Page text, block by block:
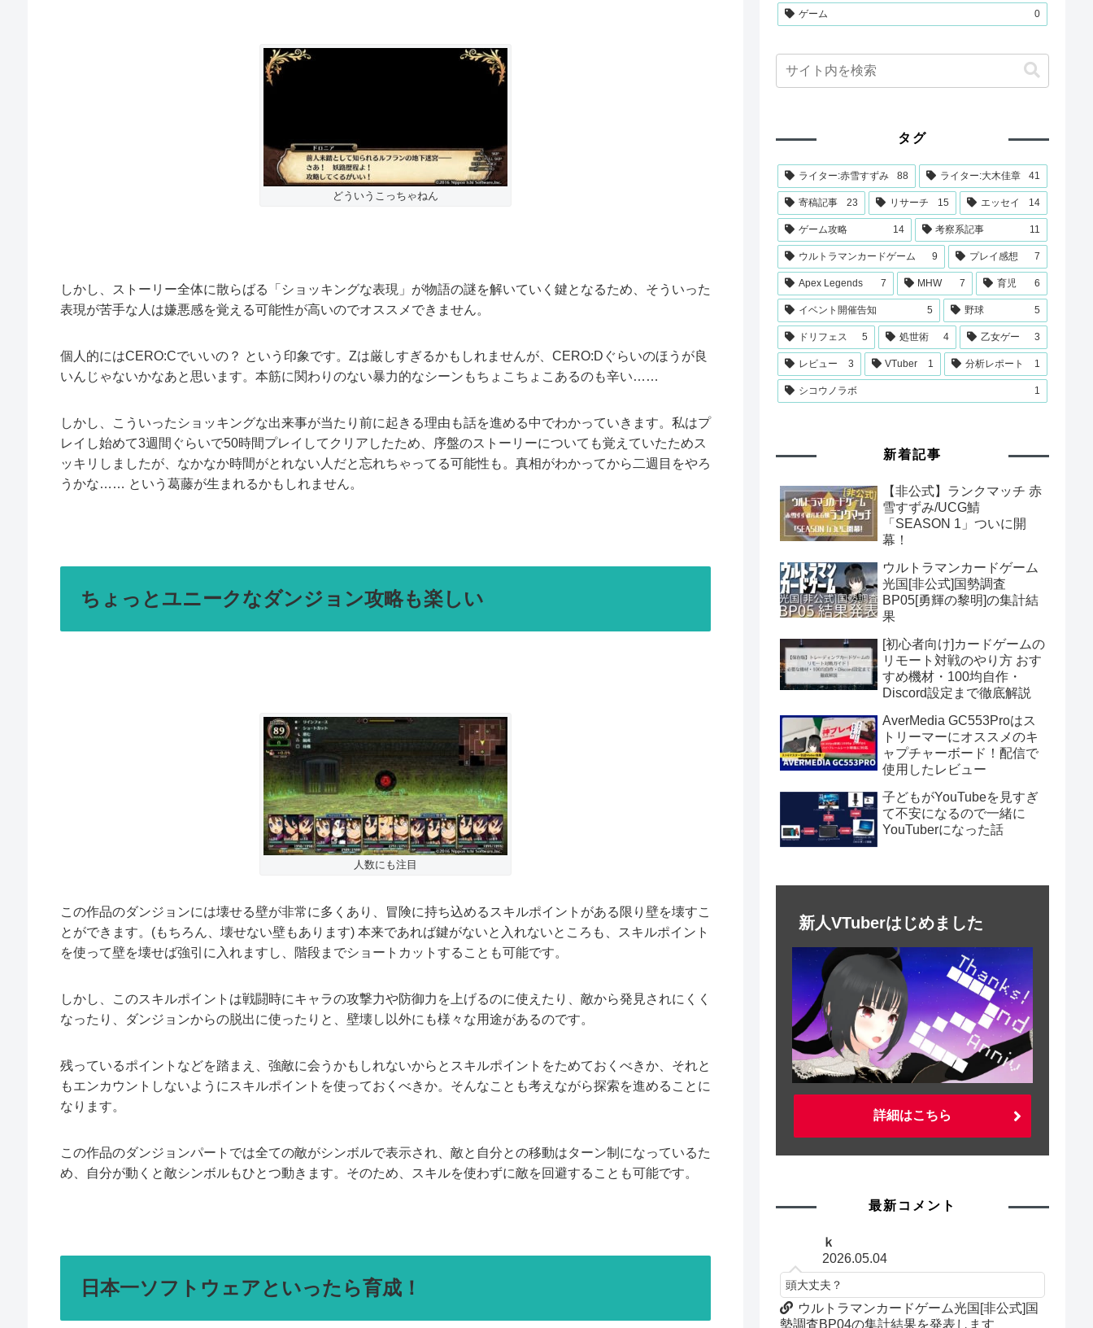
どういうこっちゃねん
しかし、ストーリー全体に散らばる「ショッキングな表現」が物語の謎を解いていく鍵となるため、そういった
表現が苦手な人は嫌悪感を覚える可能性が高いのでオススメできません。
個人的にはCERO:Cでいいの？ という印象です。Zは厳しすぎるかもしれませんが、CERO:Dぐらいのほうが良
いんじゃないかなあと思います。本筋に関わりのない暴力的なシーンもちょこちょこあるのも辛い……
しかし、こういったショッキングな出来事が当たり前に起きる理由も話を進める中でわかっていきます。私はプ
レイし始めて3週間ぐらいで50時間プレイしてクリアしたため、序盤のストーリーについても覚えていたためス
ッキリしましたが、なかなか時間がとれない人だと忘れちゃってる可能性も。真相がわかってから二週目をやろ
うかな…… という葛藤が生まれるかもしれません。
ちょっとユニークなダンジョン攻略も楽しい
人数にも注目
この作品のダンジョンには壊せる壁が非常に多くあり、冒険に持ち込めるスキルポイントがある限り壁を壊すこ
とができます。(もちろん、壊せない壁もあります) 本来であれば鍵がないと入れないところも、スキルポイント
を使って壁を壊せば強引に入れますし、階段までショートカットすることも可能です。
しかし、このスキルポイントは戦闘時にキャラの攻撃力や防御力を上げるのに使えたり、敵から発見されにくく
なったり、ダンジョンからの脱出に使ったりと、壁壊し以外にも様々な用途があるのです。
残っているポイントなどを踏まえ、強敵に会うかもしれないからとスキルポイントをためておくべきか、それと
もエンカウントしないようにスキルポイントを使っておくべきか。そんなことも考えながら探索を進めることに
なります。
この作品のダンジョンパートでは全ての敵がシンボルで表示され、敵と自分との移動はターン制になっているた
め、自分が動くと敵シンボルもひとつ動きます。そのため、スキルを使わずに敵を回避することも可能です。
日本一ソフトウェアといったら育成！
ゲーム 0
タグ
ライター:赤雪すずみ 88 ライター:大木佳章 41
寄稿記事 23 リサーチ 15 エッセイ 14
ゲーム攻略 14 考察系記事 11
ウルトラマンカードゲーム 9 プレイ感想 7
Apex Legends 7 MHW 7 育児 6
イベント開催告知 5 野球 5
ドリフェス 5 処世術 4 乙女ゲー 3
レビュー 3 VTuber 1 分析レポート 1
シコウノラボ 1
新着記事
【非公式】ランクマッチ 赤
雪すずみ/UCG鯖
「SEASON 1」ついに開
幕！
ウルトラマンカードゲーム
光国[非公式]国勢調査
BP05[勇輝の黎明]の集計結
果
[初心者向け]カードゲームの
リモート対戦のやり方 おす
すめ機材・100均自作・
Discord設定まで徹底解説
AverMedia GC553Proはス
トリーマーにオススメのキ
ャプチャーボード！配信で
使用したレビュー
子どもがYouTubeを見すぎ
て不安になるので一緒に
YouTuberになった話
新人VTuberはじめました
詳細はこちら
最新コメント
ｋ
2026.05.04
頭大丈夫？
ウルトラマンカードゲーム光国[非公式]国
勢調査BP04の集計結果を発表します